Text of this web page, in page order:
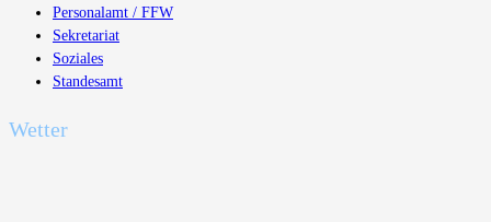
Personalamt / FFW
Sekretariat
Soziales
Standesamt
Wetter